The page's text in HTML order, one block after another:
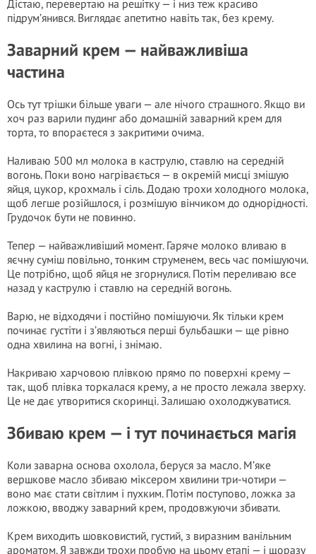
Дістаю, перевертаю на решітку — і низ теж красиво
підрум’янився. Виглядає апетитно навіть так, без крему.
Заварний крем — найважливіша
частина
Ось тут трішки більше уваги — але нічого страшного. Якщо ви
хоч раз варили пудинг або домашній заварний крем для
торта, то впораєтеся з закритими очима.
Наливаю 500 мл молока в каструлю, ставлю на середній
вогонь. Поки воно нагрівається — в окремій мисці змішую
яйця, цукор, крохмаль і сіль. Додаю трохи холодного молока,
щоб легше розійшлося, і розмішую вінчиком до однорідності.
Грудочок бути не повинно.
Тепер — найважливіший момент. Гаряче молоко вливаю в
яєчну суміш повільно, тонким струменем, весь час помішуючи.
Це потрібно, щоб яйця не згорнулися. Потім переливаю все
назад у каструлю і ставлю на середній вогонь.
Варю, не відходячи і постійно помішуючи. Як тільки крем
починає густіти і з’являються перші бульбашки — ще рівно
одна хвилина на вогні, і знімаю.
Накриваю харчовою плівкою прямо по поверхні крему —
так, щоб плівка торкалася крему, а не просто лежала зверху.
Це не дає утворитися скоринці. Залишаю охолоджуватися.
Збиваю крем — і тут починається магія
Коли заварна основа охолола, беруся за масло. М’яке
вершкове масло збиваю міксером хвилини три-чотири —
воно має стати світлим і пухким. Потім поступово, ложка за
ложкою, вводжу заварний крем, продовжуючи збивати.
Крем виходить шовковистий, густий, з виразним ванільним
ароматом. Я завжди трохи пробую на цьому етапі — і щоразу